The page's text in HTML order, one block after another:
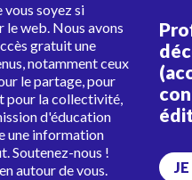
vous soyez si
le web. Nous avons
gratuit une
notamment ceux
le partage, pour
pour la collectivité,
d'éducation
une information
Soutenez-nous !
autour de vous.